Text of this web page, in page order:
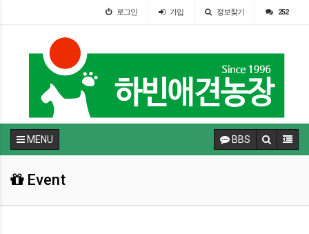
로그인 가입 정보찾기 252
MENU BBS
Event